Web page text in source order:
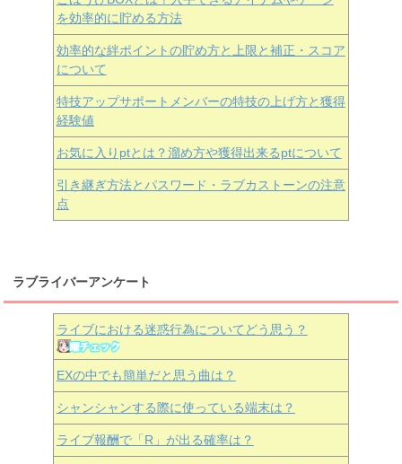
を効率的に貯める方法
効率的な絆ポイントの貯め方と上限と補正・スコア
について
特技アップサポートメンバーの特技の上げ方と獲得
経験値
お気に入りptとは？溜め方や獲得出来るptについて
引き継ぎ方法とパスワード・ラブカストーンの注意
点
ラブライバーアンケート
ライブにおける迷惑行為についてどう思う？
EXの中でも簡単だと思う曲は？
シャンシャンする際に使っている端末は？
ライブ報酬で「R」が出る確率は？